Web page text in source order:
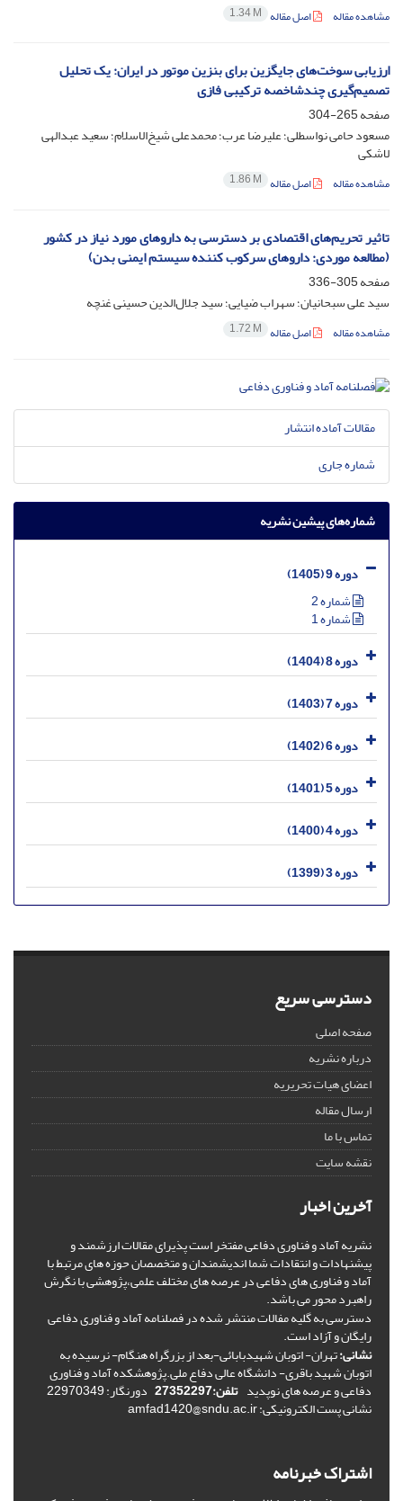
مشاهده مقاله اصل مقاله 1.34 M
ارزیابی سوخت‌های جایگزین برای بنزین موتور در ایران: یک تحلیل
تصمیم‌گیری چندشاخصه ترکیبی فازی
صفحه265-304
مسعود حامی نواسطلی؛ علیرضا عرب؛ محمدعلی شیخ‌الاسلام؛ سعید عبدالهی
لاشکی
مشاهده مقاله اصل مقاله 1.86 M
تاثیر تحریم‌های اقتصادی بر دسترسی به داروهای مورد نیاز در کشور
(مطالعه موردی: داروهای سرکوب کننده سیستم ایمنی بدن)
صفحه305-336
سید علی سبحانیان؛ سهراب ضیایی؛ سید جلال‌الدین حسینی غنچه
مشاهده مقاله اصل مقاله 1.72 M
مقالات آماده انتشار
شماره جاری
شماره‌های پیشین نشریه
دوره 9 (1405)
شماره 2
شماره 1
دوره 8 (1404)
دوره 7 (1403)
دوره 6 (1402)
دوره 5 (1401)
دوره 4 (1400)
دوره 3 (1399)
دسترسی سریع
صفحه اصلی
درباره نشریه
اعضای هیات تحریریه
ارسال مقاله
تماس با ما
نقشه سایت
آخرین اخبار
نشریه آماد و فناوری دفاعی مفتخر است پذیرای مقالات ارزشمند و
پیشنهادات و انتقادات شما اندیشمندان و متخصصان حوزه های مرتبط با
آماد و فناوری های دفاعی در عرصه های مختلف علمی،پژوهشی با نگرش
راهبرد محور می باشد.
دسترسی به گلیه مفالات منتشر شده در فصلنامه آماد و فناوری دفاعی
رایگان و آزاد است.
نشانی:تهران- اتوبان شهیدبابائی-بعد از بزرگراه هنگام- نرسیده به
اتوبان شهید باقری- دانشگاه عالی دفاع ملی.پژوهشکده آماد و فناوری
دفاعی و عرصه های نوپدیدتلفن:27352297
نشانی پست الکترونیکی: amfad1420@sndu.ac.ir
اشتراک خبرنامه